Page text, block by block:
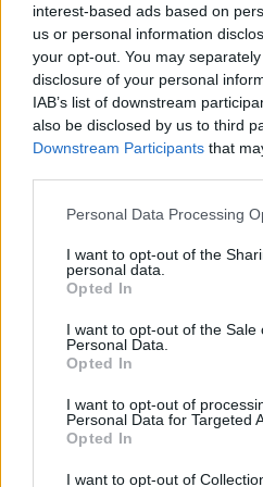
interest-based ads based on
us or personal information
your opt-out. You may
disclosure of your personal
IAB’s list of downstream
also be disclosed by us to third
Downstream Participants that
Personal Data Processing
I want to opt-out of the
personal data.
Opted In
I want to opt-out of the Sale
Personal Data.
Opted In
I want to opt-out of
Personal Data for Targeted
Opted In
I want to opt-out of
DEIXA UNA RESPOSTA
Comentari: